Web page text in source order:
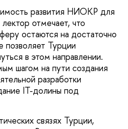
развития НИОКР для
отмечает, что
остаются на достаточно
позволяет Турции
в этом направлении.
шагом на пути создания
разработки
IT-долины под
связях Турции,